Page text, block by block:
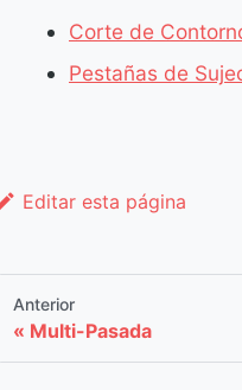
Corte de
Pestañas de
Editar esta página
Anterior
Multi-Pasada